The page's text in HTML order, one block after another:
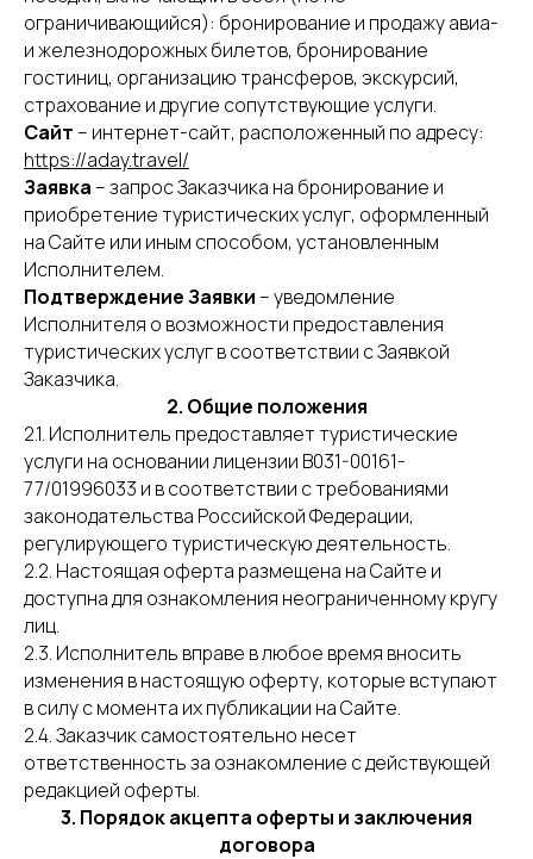
ограничивающийся): бронирование и продажу авиа-
и железнодорожных билетов, бронирование
гостиниц, организацию трансферов, экскурсий,
страхование и другие сопутствующие услуги.
Сайт – интернет-сайт, расположенный по адресу:
https://aday.travel/
Заявка – запрос Заказчика на бронирование и
приобретение туристических услуг, оформленный
на Сайте или иным способом, установленным
Исполнителем.
Подтверждение Заявки – уведомление
Исполнителя о возможности предоставления
туристических услуг в соответствии с Заявкой
Заказчика.
2. Общие положения
2.1. Исполнитель предоставляет туристические
услуги на основании лицензии В031-00161-
77/01996033 и в соответствии с требованиями
законодательства Российской Федерации,
регулирующего туристическую деятельность.
2.2. Настоящая оферта размещена на Сайте и
доступна для ознакомления неограниченному кругу
лиц.
2.3. Исполнитель вправе в любое время вносить
изменения в настоящую оферту, которые вступают
в силу с момента их публикации на Сайте.
2.4. Заказчик самостоятельно несет
ответственность за ознакомление с действующей
редакцией оферты.
3. Порядок акцепта оферты и заключения
договора